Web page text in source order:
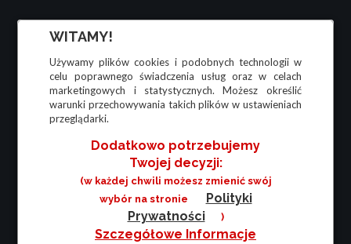
WITAMY!
Używamy plików cookies i podobnych technologii w
celu poprawnego świadczenia usług oraz w celach
marketingowych i statystycznych. Możesz określić
warunki przechowywania takich plików w ustawieniach
przeglądarki.
Dodatkowo potrzebujemy
Twojej decyzji:
(w każdej chwili możesz zmienić swój
wybór na stronie
Polityki
Prywatności
)
Szczegółowe Informacje